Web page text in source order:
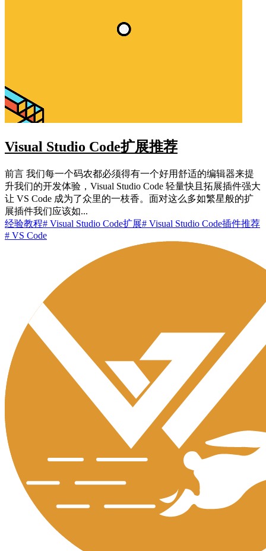
Visual Studio Code扩展推荐
前言 我们每一个码农都必须得有一个好用舒适的编辑器来提
升我们的开发体验，Visual Studio Code 轻量快且拓展插件强大
让 VS Code 成为了众里的一枝香。面对这么多如繁星般的扩
展插件我们应该如...
经验教程# Visual Studio Code扩展# Visual Studio Code插件推荐
# VS Code